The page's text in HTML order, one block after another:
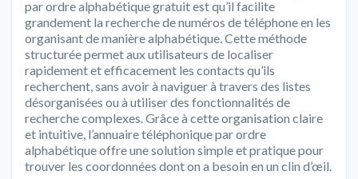
par ordre alphabétique gratuit est qu’il facilite
grandement la recherche de numéros de téléphone en les
organisant de manière alphabétique. Cette méthode
structurée permet aux utilisateurs de localiser
rapidement et efficacement les contacts qu’ils
recherchent, sans avoir à naviguer à travers des listes
désorganisées ou à utiliser des fonctionnalités de
recherche complexes. Grâce à cette organisation claire
et intuitive, l’annuaire téléphonique par ordre
alphabétique offre une solution simple et pratique pour
trouver les coordonnées dont on a besoin en un clin d’œil.